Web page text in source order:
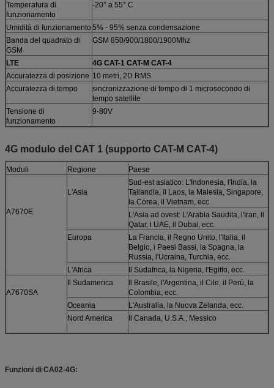
Temperatura di
funzionamento
-20° a 55° C
Umidità di funzionamento 5% - 95% senza condensazione
Banda del quadrato di
GSM
GSM 850/900/1800/1900Mhz
LTE
4G CAT-1 CAT-M CAT-4
Accuratezza di posizione 10 metri, 2D RMS
Accuratezza di tempo
sincronizzazione di tempo di 1 microsecondo di
tempo satellite
Tensione di
funzionamento
9-80V
4G modulo del CAT 1 (supporto CAT-M CAT-4)
Moduli Regione Paese
A7670E
L'Asia
Sud-est asiatico: L'Indonesia, l'India, la
Tailandia, il Laos, la Malesia, Singapore,
la Corea, il Vietnam, ecc.
L'Asia ad ovest: L'Arabia Saudita, l'Iran, il
Qatar, i UAE, il Dubai, ecc.
Europa
La Francia, il Regno Unito, l'Italia, il
Belgio, i Paesi Bassi, la Spagna, la
Russia, l'Ucraina, Turchia, ecc.
L'Africa
Il Sudafrica, la Nigeria, l'Egitto, ecc.
A7670SA
Il Sudamerica
Il Brasile, l'Argentina, il Cile, il Perù, la
Colombia, ecc.
Oceania
L'Australia, la Nuova Zelanda, ecc.
Nord America
Il Canada, U.S.A., Messico
Funzioni di CA02-4G: